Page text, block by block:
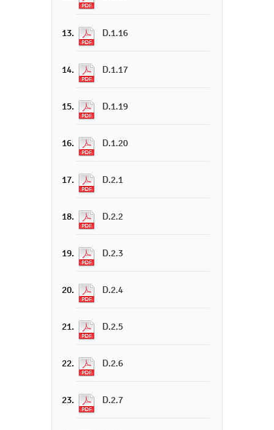
D.1.16
D.1.17
D.1.19
D.1.20
D.2.1
D.2.2
D.2.3
D.2.4
D.2.5
D.2.6
D.2.7